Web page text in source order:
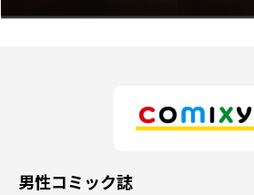
男性コミック誌